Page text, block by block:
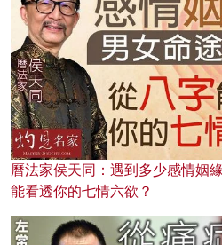
曆法家侯天同：遇到多少感情姻
能看透你的七情六欲？